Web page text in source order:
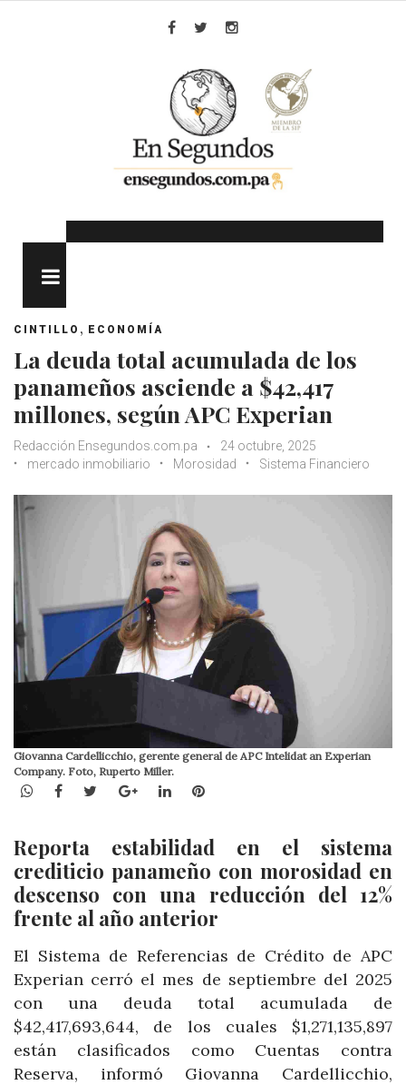
CINTILLO , ECONOMÍA
La deuda total acumulada de los
panameños asciende a $42,417
millones, según APC Experian
Redacción Ensegundos.com.pa
24 octubre, 2025
mercado inmobiliario
Morosidad Sistema Financiero
Giovanna Cardellicchio, gerente general de APC Intelidat an Experian
Company. Foto, Ruperto Miller.
WhatsApp
Facebook
TwitterGoogle+LinkedInPinterest
Reporta estabilidad en el sistema
crediticio panameño con morosidad en
descenso con una reducción del 12%
frente al año anterior
El Sistema de Referencias de Crédito de APC
Experian cerró el mes de septiembre del 2025
con una deuda total acumulada de
$42,417,693,644, de los cuales $1,271,135,897
están clasificados como Cuentas contra
Reserva, informó Giovanna Cardellicchio,